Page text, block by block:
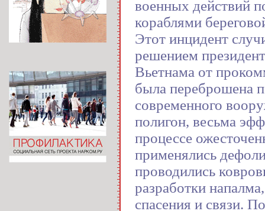
военных действий
кораблями
Этот инцидент
решением
Вьетнама от
была переброшена
современного
полигон, весьма
процессе
применялись
проводились
разработки
спасения и связи.